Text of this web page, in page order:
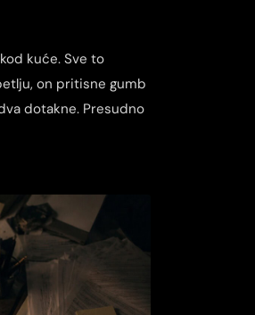
kuće. Sve to
on pritisne gumb
dotakne. Presudno